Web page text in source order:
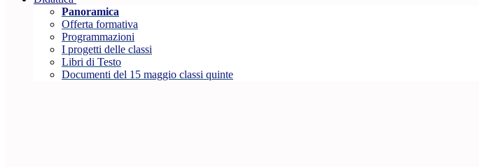
Panoramica
Offerta formativa
Programmazioni
I progetti delle classi
Libri di Testo
Documenti del 15 maggio classi quinte